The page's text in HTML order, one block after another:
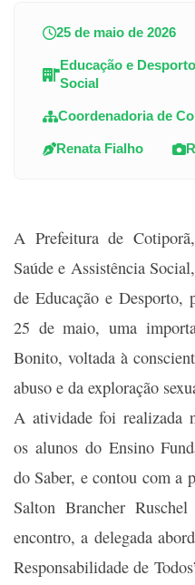
25 de maio de 2026
Educação e
Social
Coordenadoria de
Renata Fialho
A Prefeitura de
Saúde e Assistência
de Educação e Desporto,
25 de maio, uma
Bonito, voltada à
abuso e da exploração
A atividade foi realizada
os alunos do Ensino
do Saber, e contou com a
Salton Brancher
encontro, a delegada
Responsabilidade de